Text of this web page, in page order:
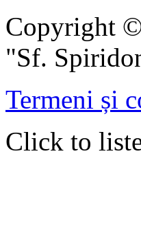
Copyright
"Sf.
Termeni și
Click to